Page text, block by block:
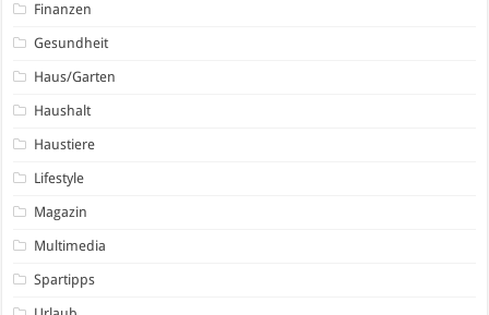
Finanzen
Gesundheit
Haus/Garten
Haushalt
Haustiere
Lifestyle
Magazin
Multimedia
Spartipps